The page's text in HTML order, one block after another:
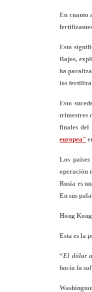
En cuanto
Esto
Bajos,
ha
los
Esto
trimestres
finales del
europea"
Los
operación
Rusia es
En sus
Hong
Esta es la
“El dólar
hacia la